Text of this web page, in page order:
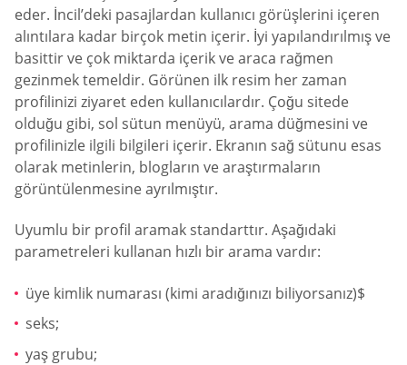
eder. İncil’deki pasajlardan kullanıcı görüşlerini içeren
alıntılara kadar birçok metin içerir. İyi yapılandırılmış ve
basittir ve çok miktarda içerik ve araca rağmen
gezinmek temeldir. Görünen ilk resim her zaman
profilinizi ziyaret eden kullanıcılardır. Çoğu sitede
olduğu gibi, sol sütun menüyü, arama düğmesini ve
profilinizle ilgili bilgileri içerir. Ekranın sağ sütunu esas
olarak metinlerin, blogların ve araştırmaların
görüntülenmesine ayrılmıştır.
Uyumlu bir profil aramak standarttır. Aşağıdaki
parametreleri kullanan hızlı bir arama vardır:
üye kimlik numarası (kimi aradığınızı biliyorsanız)$
seks;
yaş grubu;